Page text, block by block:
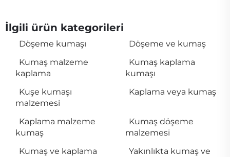
İlgili ürün kategorileri
Döşeme kumaşı
Döşeme ve kumaş
Kumaş malzeme
kaplama
Kumaş kaplama
kumaşı
Kuşe kumaşı
malzemesi
Kaplama veya kumaş
Kaplama malzeme
kumaş
Kumaş döşeme
malzemesi
Kumaş ve kaplama
Yakınlıkta kumaş ve